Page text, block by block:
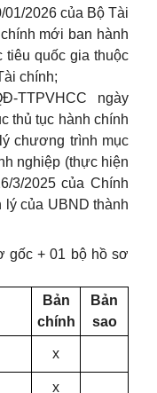
01/2026 của Bộ Tài
mới ban hành
tiêu quốc gia thuộc
chính;
TTPVHCC ngày
thủ tục hành chính
chương trình mục
nghiệp (thực hiện
3/2025 của Chính
lý của UBND thành
gốc + 01 bộ hồ sơ
Bản
chính
Bản
sao
x
x